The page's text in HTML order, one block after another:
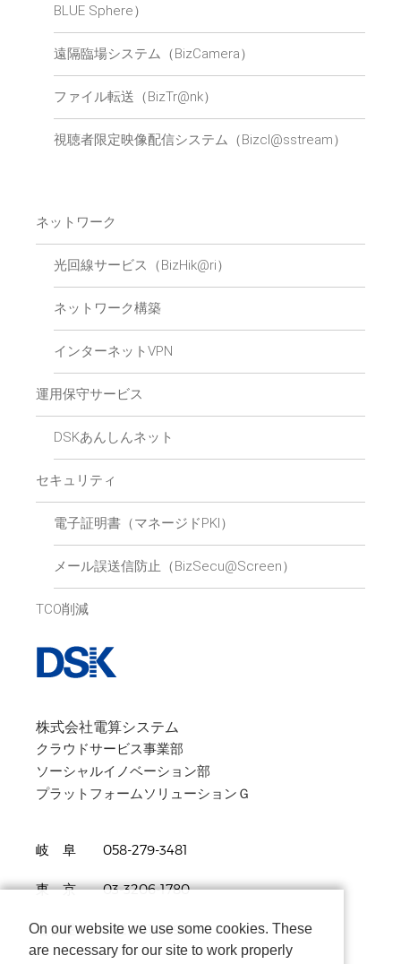
BLUE Sphere）
遠隔臨場システム（BizCamera）
ファイル転送（BizTr@nk）
視聴者限定映像配信システム（Bizcl@sstream）
ネットワーク
光回線サービス（BizHik@ri）
ネットワーク構築
インターネットVPN
運用保守サービス
DSKあんしんネット
セキュリティ
電子証明書（マネージドPKI）
メール誤送信防止（BizSecu@Screen）
TCO削減
株式会社電算システム
クラウドサービス事業部
ソーシャルイノベーション部
プラットフォームソリューションＧ
岐 阜 058-279-3481
東 京 03-3206-1780
名古屋 052-961-3690
On our website we use some cookies. These
are necessary for our site to work properly